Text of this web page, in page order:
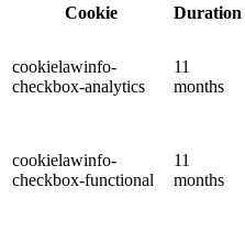
Cookie
Duration
cookielawinfo-
checkbox-analytics
11
months
cookielawinfo-
checkbox-functional
11
months